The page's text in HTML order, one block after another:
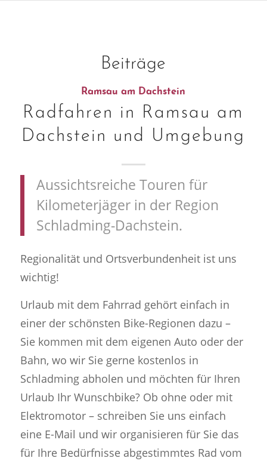
Beiträge
Ramsau am Dachstein
Radfahren in Ramsau am
Dachstein und Umgebung
Aussichtsreiche Touren für
Kilometerjäger in der Region
Schladming-Dachstein.
Regionalität und Ortsverbundenheit ist uns
wichtig!
Urlaub mit dem Fahrrad gehört einfach in
einer der schönsten Bike-Regionen dazu –
Sie kommen mit dem eigenen Auto oder der
Bahn, wo wir Sie gerne kostenlos in
Schladming abholen und möchten für Ihren
Urlaub Ihr Wunschbike? Ob ohne oder mit
Elektromotor – schreiben Sie uns einfach
eine E-Mail und wir organisieren für Sie das
für Ihre Bedürfnisse abgestimmtes Rad vom